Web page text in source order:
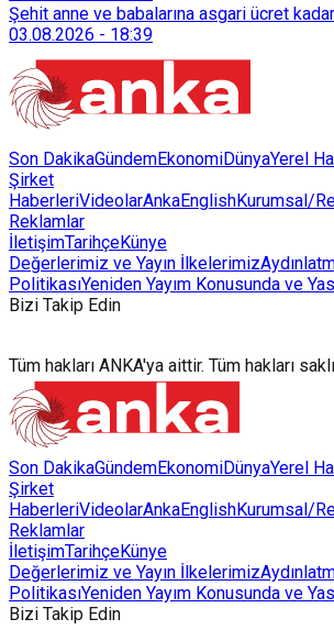
128 bokaşi kompost eğitimi düzenleyerek
sürdürülebilir atık yönetimi sistemine dahil
Şehit anne ve babalarına asgari ücret
03.08.2026 - 18:39
Son DakikaGündemEkonomiDünyaYerel
Şirket
HaberleriVideolarAnkaEnglishKurumsal/
Reklamlar
İletişimTarihçeKünye
Değerlerimiz ve Yayın İlkelerimiz
PolitikasıYeniden Yayım Konusunda ve
Bizi Takip Edin
Tüm hakları ANKA'ya aittir. Tüm hakları
Son DakikaGündemEkonomiDünyaYerel
Şirket
HaberleriVideolarAnkaEnglishKurumsal/
Reklamlar
İletişimTarihçeKünye
Değerlerimiz ve Yayın İlkelerimiz
PolitikasıYeniden Yayım Konusunda ve
Bizi Takip Edin